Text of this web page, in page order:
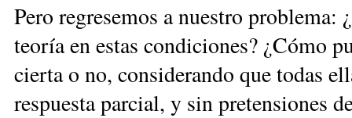
Pero regresemos a nuestro
teoría en estas condiciones? ¿Cómo
cierta o no, considerando que todas
respuesta parcial, y sin pretensiones